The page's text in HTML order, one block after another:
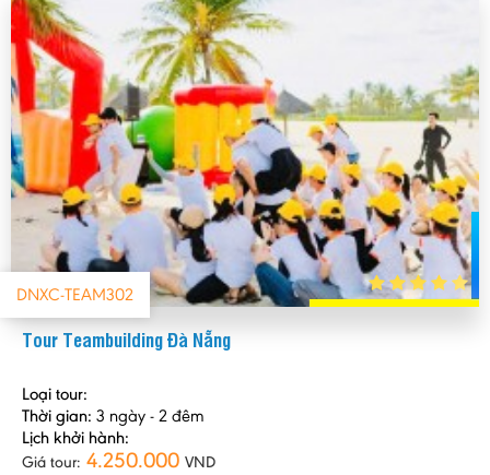
DNXC-TEAM302
Tour Teambuilding Đà Nẵng
Loại tour:
Thời gian: 3 ngày - 2 đêm
Lịch khởi hành:
Giá tour: 4.250.000 VND